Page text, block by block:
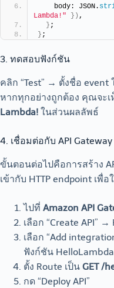
    body: JSON.
Lambda!"
}) ,
} ;
} ;
3. ทดสอบฟังก์ชัน
คลิก “Test” → ตั้งชื่อ event
หากทุกอย่างถูกต้อง คุณจะ
Lambda! ในส่วนผลลัพธ์
4. เชื่อมต่อกับ API Gateway
ขั้นตอนต่อไปคือการสร้าง
เข้ากับ HTTP endpoint เพื่
ไปที่ Amazon API
เลือก “Create API” →
เลือก “Add
ฟังก์ชัน HelloLambda
ตั้ง Route เป็น GET /
กด “Deploy API”